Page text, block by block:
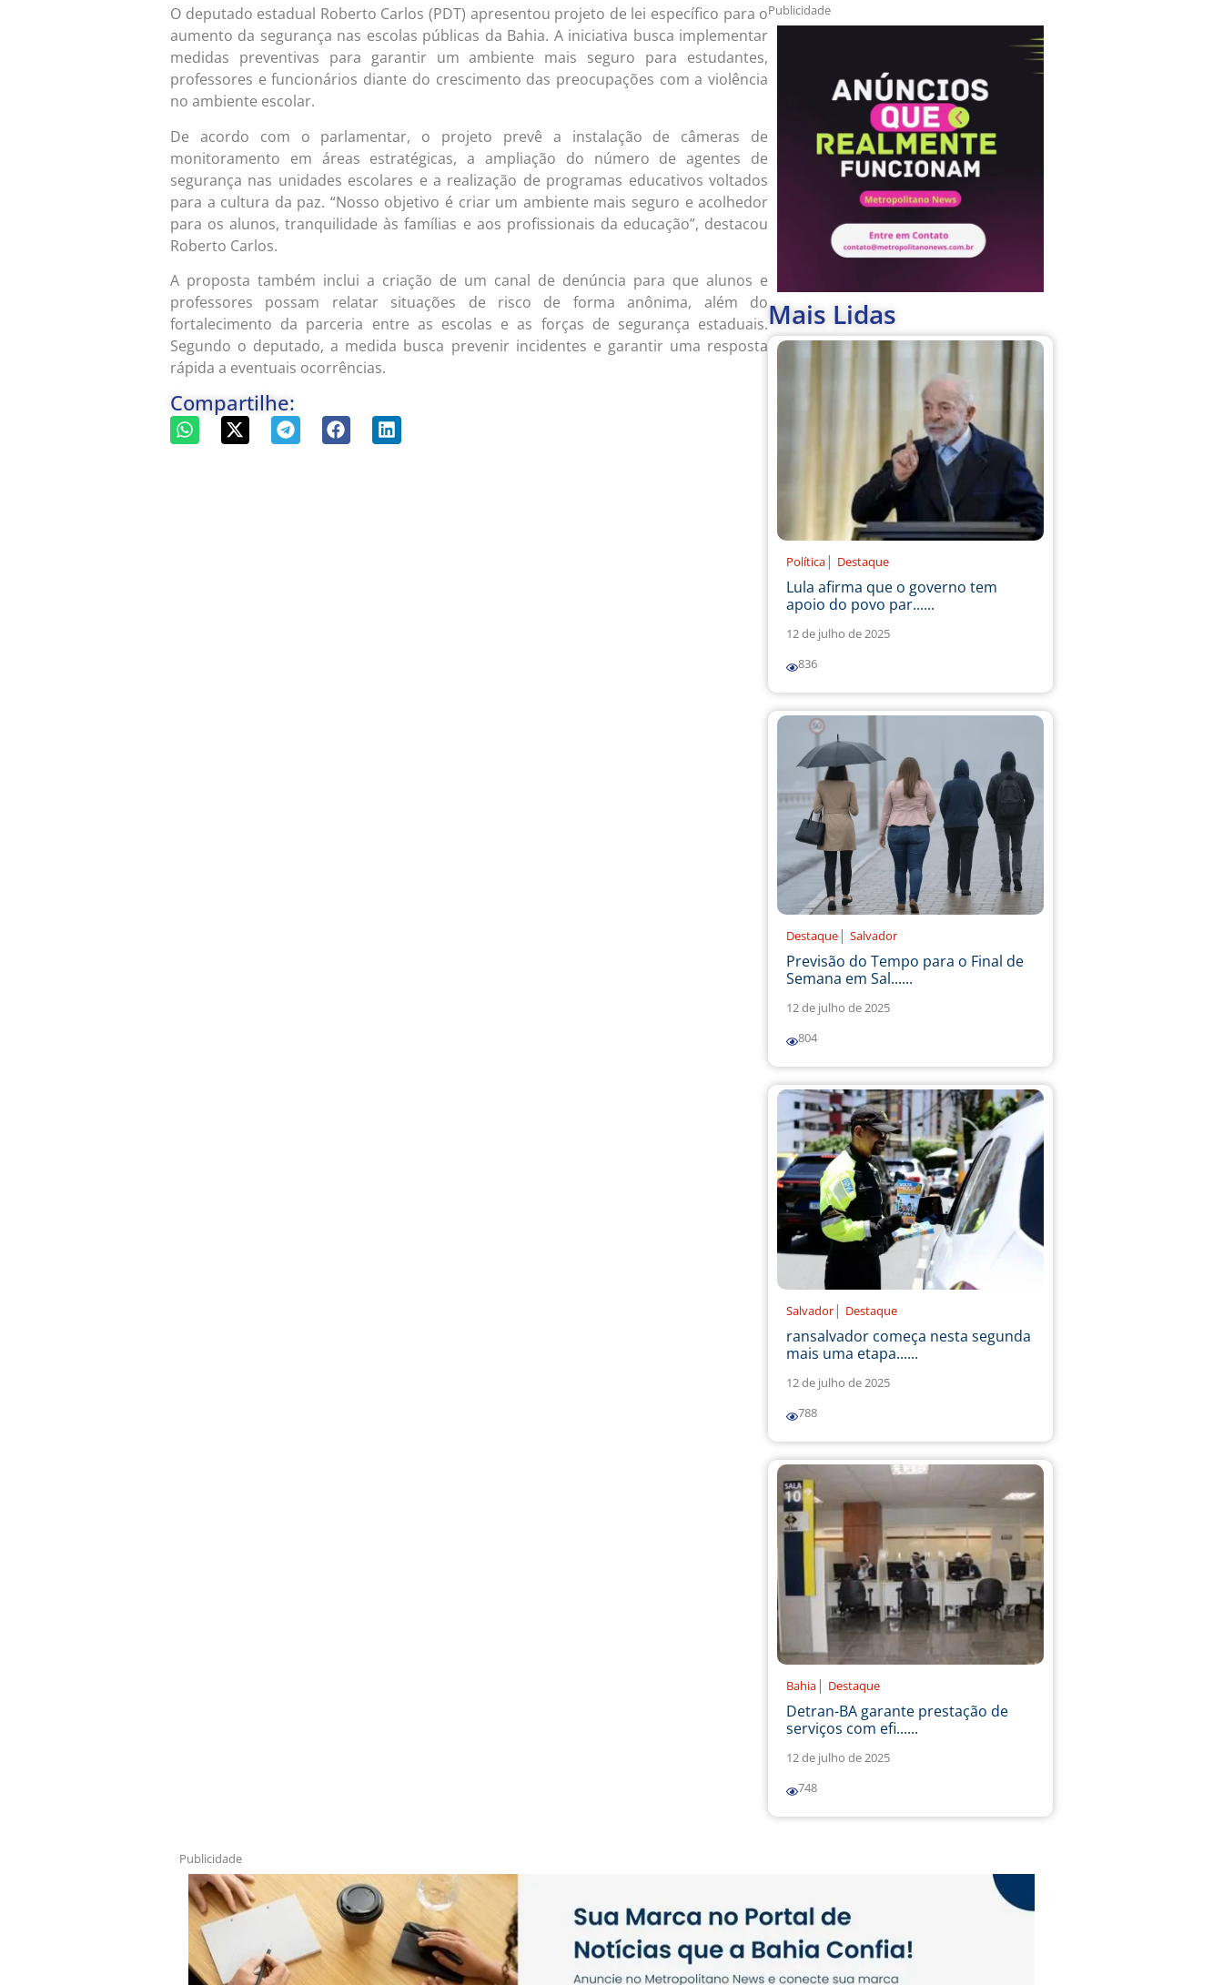
O deputado estadual Roberto Carlos (PDT) apresentou projeto de lei específico para o
aumento da segurança nas escolas públicas da Bahia. A iniciativa busca implementar
medidas preventivas para garantir um ambiente mais seguro para estudantes,
professores e funcionários diante do crescimento das preocupações com a violência
no ambiente escolar.
De acordo com o parlamentar, o projeto prevê a instalação de câmeras de
monitoramento em áreas estratégicas, a ampliação do número de agentes de
segurança nas unidades escolares e a realização de programas educativos voltados
para a cultura da paz. “Nosso objetivo é criar um ambiente mais seguro e acolhedor
para os alunos, tranquilidade às famílias e aos profissionais da educação”, destacou
Roberto Carlos.
A proposta também inclui a criação de um canal de denúncia para que alunos e
professores possam relatar situações de risco de forma anônima, além do
fortalecimento da parceria entre as escolas e as forças de segurança estaduais.
Segundo o deputado, a medida busca prevenir incidentes e garantir uma resposta
rápida a eventuais ocorrências.
Compartilhe:
Publicidade
Mais Lidas
Política | Destaque
Lula afirma que o governo tem
apoio do povo par......
12 de julho de 2025
836
Destaque | Salvador
Previsão do Tempo para o Final de
Semana em Sal......
12 de julho de 2025
804
Salvador | Destaque
ransalvador começa nesta segunda
mais uma etapa......
12 de julho de 2025
788
Bahia | Destaque
Detran-BA garante prestação de
serviços com efi......
12 de julho de 2025
748
Publicidade